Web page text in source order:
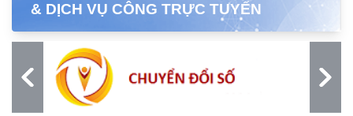
& DỊCH VỤ CÔNG TRỰC TUYẾN